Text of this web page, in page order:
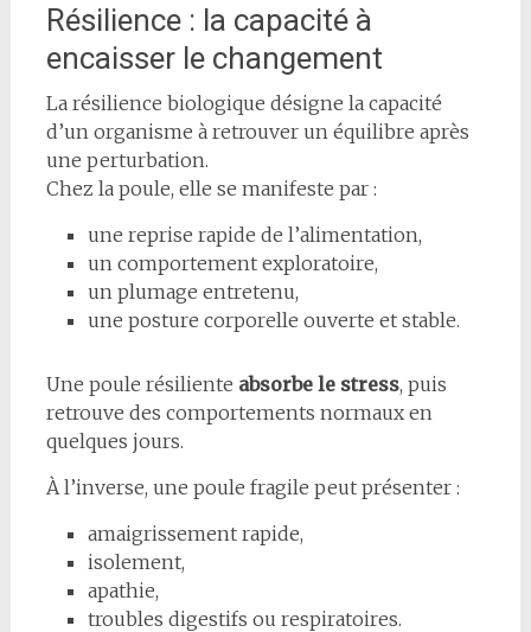
Résilience : la capacité à
encaisser le changement
La résilience biologique désigne la capacité
d’un organisme à retrouver un équilibre après
une perturbation.
Chez la poule, elle se manifeste par :
une reprise rapide de l’alimentation,
un comportement exploratoire,
un plumage entretenu,
une posture corporelle ouverte et stable.
Une poule résiliente absorbe le stress, puis
retrouve des comportements normaux en
quelques jours.
À l’inverse, une poule fragile peut présenter :
amaigrissement rapide,
isolement,
apathie,
troubles digestifs ou respiratoires.